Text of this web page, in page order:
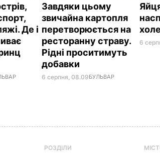
Де і
Завдяки цьому
звичайна картопля
перетворюється на
ресторанну страву.
Рідні проситимуть
добавки
6 серпня, 08.09БУЛЬВАР
6
РОЗДІЛИ